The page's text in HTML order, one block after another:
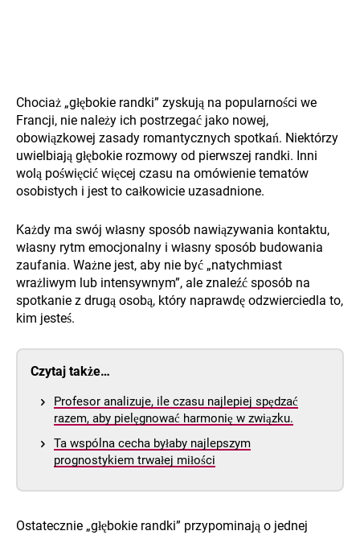
Chociaż „głębokie randki” zyskują na popularności we
Francji, nie należy ich postrzegać jako nowej,
obowiązkowej zasady romantycznych spotkań. Niektórzy
uwielbiają głębokie rozmowy od pierwszej randki. Inni
wolą poświęcić więcej czasu na omówienie tematów
osobistych i jest to całkowicie uzasadnione.
Każdy ma swój własny sposób nawiązywania kontaktu,
własny rytm emocjonalny i własny sposób budowania
zaufania. Ważne jest, aby nie być „natychmiast
wrażliwym lub intensywnym”, ale znaleźć sposób na
spotkanie z drugą osobą, który naprawdę odzwierciedla to,
kim jesteś.
Czytaj także…
Profesor analizuje, ile czasu najlepiej spędzać
razem, aby pielęgnować harmonię w związku.
Ta wspólna cecha byłaby najlepszym
prognostykiem trwałej miłości
Ostatecznie „głębokie randki” przypominają o jednej